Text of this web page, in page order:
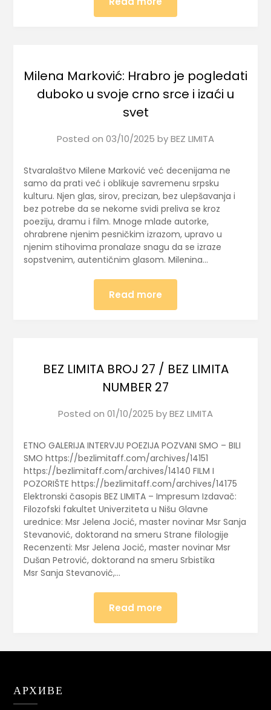
Milena Marković: Hrabro je pogledati
duboko u svoje crno srce i izaći u
svet
Posted on 03/10/2025 byBEZ LIMITA
Stvaralaštvo Milene Marković već decenijama ne
samo da prati već i oblikuje savremenu srpsku
kulturu. Njen glas, sirov, precizan, bez ulepšavanja i
bez potrebe da se nekome svidi preliva se kroz
poeziju, dramu i film. Mnoge mlade autorke,
ohrabrene njenim pesničkim izrazom, upravo u
njenim stihovima pronalaze snagu da se izraze
sopstvenim, autentičnim glasom. Milenina…
Read more
BEZ LIMITA BROJ 27 / BEZ LIMITA
NUMBER 27
Posted on 01/10/2025 byBEZ LIMITA
ETNO GALERIJA INTERVJU POEZIJA POZVANI SMO – BILI
SMO https://bezlimitaff.com/archives/14151
https://bezlimitaff.com/archives/14140 FILM I
POZORIŠTE https://bezlimitaff.com/archives/14175
Elektronski časopis BEZ LIMITA – Impresum Izdavač:
Filozofski fakultet Univerziteta u Nišu Glavne
urednice: Msr Jelena Jocić, master novinar Msr Sanja
Stevanović, doktorand na smeru Strane filologije
Recenzenti: Msr Jelena Jocić, master novinar Msr
Dušan Petrović, doktorand na smeru Srbistika
Msr Sanja Stevanović,…
Read more
АРХИВЕ